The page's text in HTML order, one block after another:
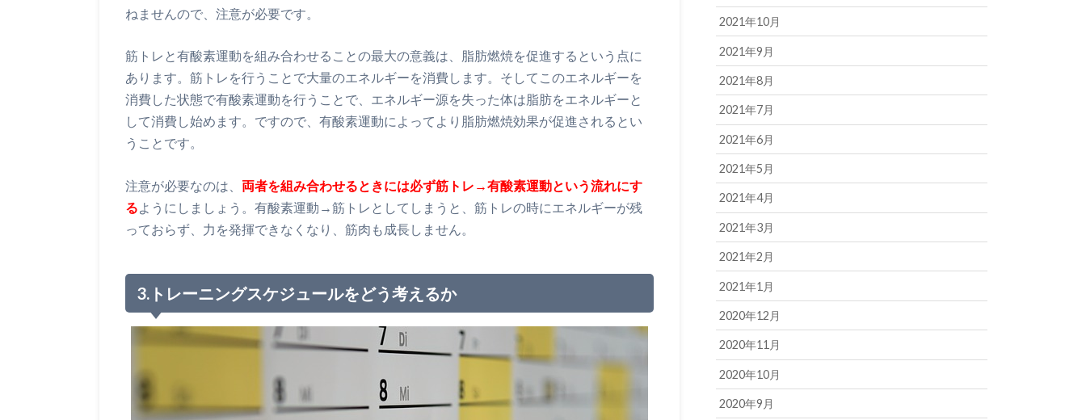
ねませんので、注意が必要です。
筋トレと有酸素運動を組み合わせることの最大の意義は、脂肪燃焼を促進するという点に
あります。筋トレを行うことで大量のエネルギーを消費します。そしてこのエネルギーを
消費した状態で有酸素運動を行うことで、エネルギー源を失った体は脂肪をエネルギーと
して消費し始めます。ですので、有酸素運動によってより脂肪燃焼効果が促進されるとい
うことです。
注意が必要なのは、 両者を組み合わせるときには必ず筋トレ→有酸素運動という流れにす
る ようにしましょう。有酸素運動→筋トレとしてしまうと、筋トレの時にエネルギーが残
っておらず、力を発揮できなくなり、筋肉も成長しません。
3.トレーニングスケジュールをどう考えるか
2021年10月
2021年9月
2021年8月
2021年7月
2021年6月
2021年5月
2021年4月
2021年3月
2021年2月
2021年1月
2020年12月
2020年11月
2020年10月
2020年9月